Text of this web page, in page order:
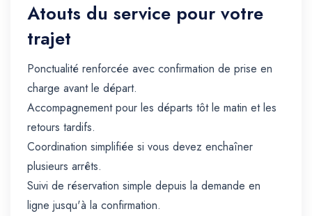
Atouts du service pour votre
trajet
Ponctualité renforcée avec confirmation de prise en
charge avant le départ.
Accompagnement pour les départs tôt le matin et les
retours tardifs.
Coordination simplifiée si vous devez enchaîner
plusieurs arrêts.
Suivi de réservation simple depuis la demande en
ligne jusqu'à la confirmation.